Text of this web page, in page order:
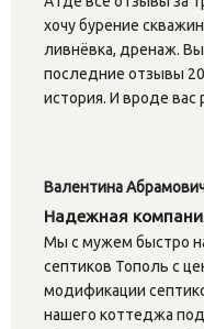
хочу бурение
ливнёвка, дренаж.
последние отзывы
история. И вроде вас
Валентина
Надежная
Мы с мужем быстро
септиков Тополь с
модификации
нашего коттеджа